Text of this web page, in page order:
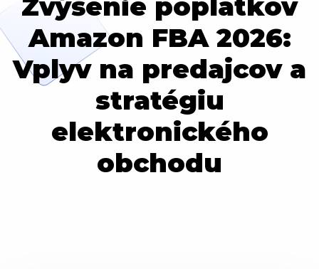
Zvýšenie poplatkov
Amazon FBA 2026:
Vplyv na predajcov a
stratégiu
elektronického
obchodu